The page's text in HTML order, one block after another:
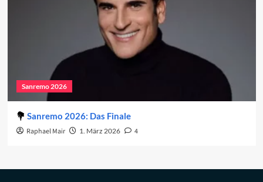
Sanremo 2026
Sanremo 2026: Das Finale
Raphael Mair 1. März 2026 4